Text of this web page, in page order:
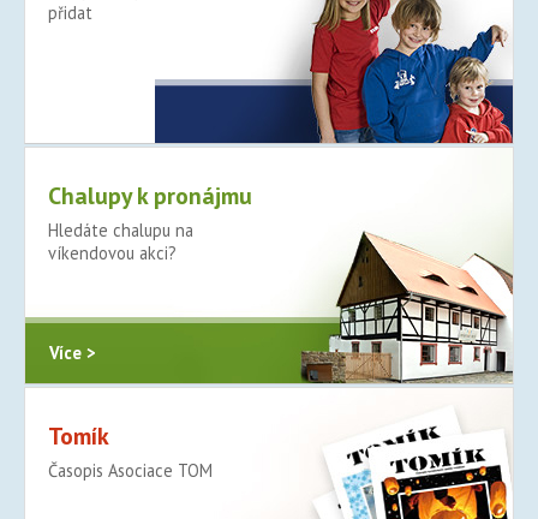
přidat
Chalupy k pronájmu
Hledáte chalupu na
víkendovou akci?
Více >
Tomík
Časopis Asociace TOM